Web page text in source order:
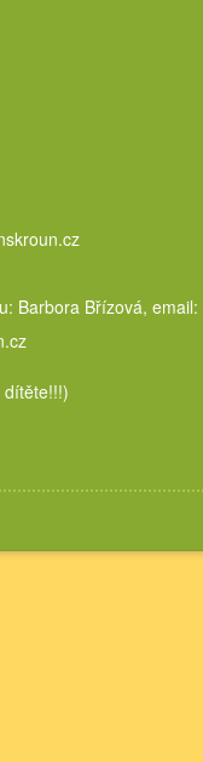
Barbora Břízová,
dítěte!!!)